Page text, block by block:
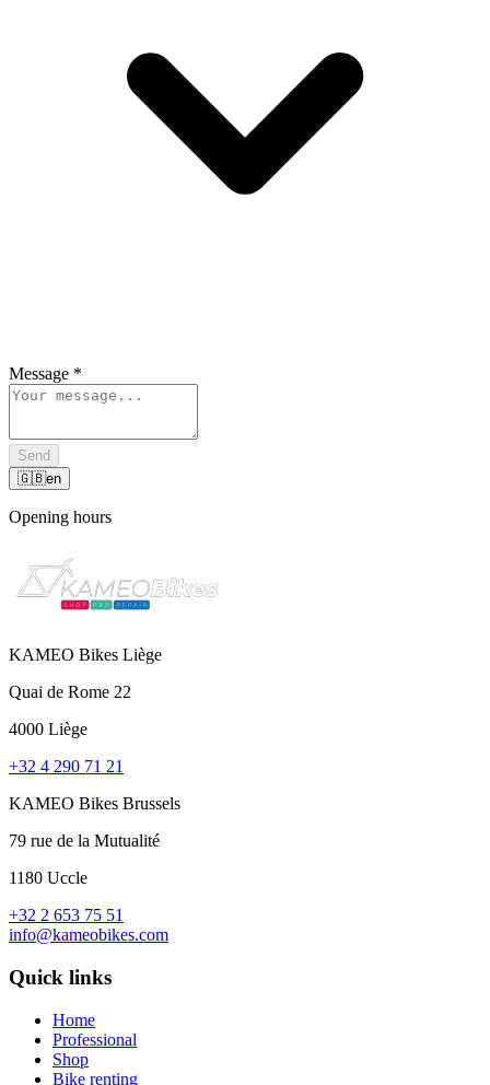
Message *
Send
🇬🇧en
Opening hours
KAMEO Bikes Liège
Quai de Rome 22
4000 Liège
+32 4 290 71 21
KAMEO Bikes Brussels
79 rue de la Mutualité
1180 Uccle
+32 2 653 75 51
info@kameobikes.com
Quick links
Home
Professional
Shop
Bike renting